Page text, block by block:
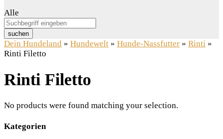
Alle
suchen
Dein Hundeland » Hundewelt » Hunde-Nassfutter » Rinti »
Rinti Filetto
Rinti Filetto
No products were found matching your selection.
Kategorien